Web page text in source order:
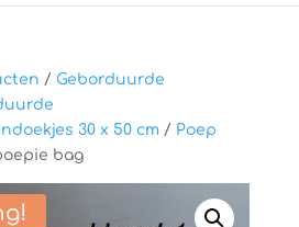
/ Geborduurde
30 x 50 cm / Poep
bag